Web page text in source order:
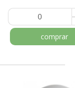
comprar